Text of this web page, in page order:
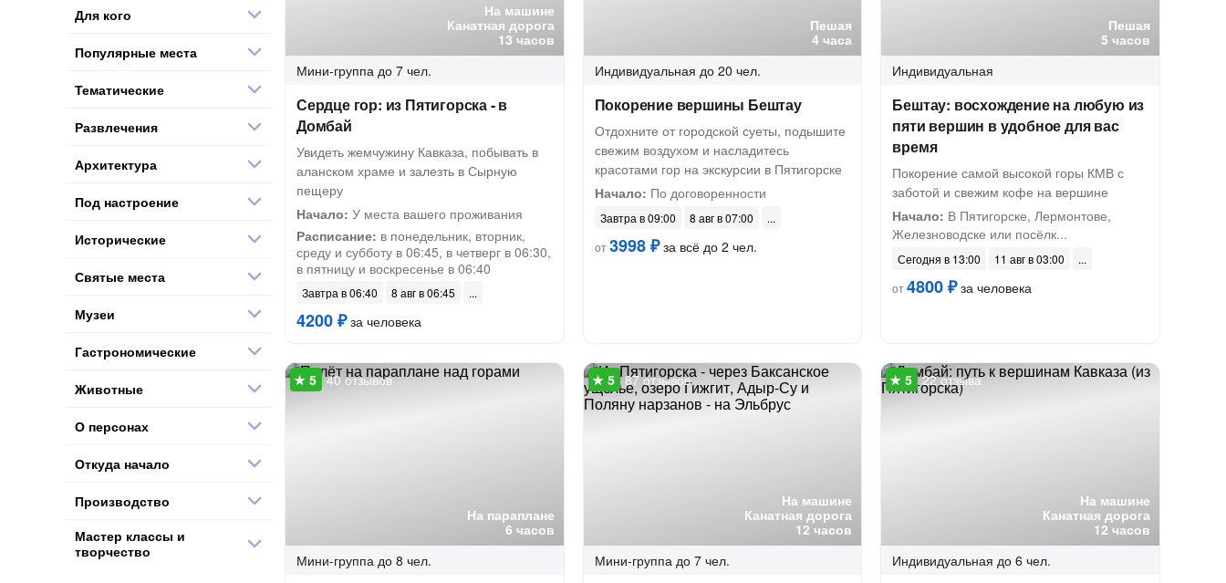
На машине
Канатная дорога
13 часов
Мини-группа до 7 чел.
Сердце гор: из Пятигорска - в
Домбай
Увидеть жемчужину Кавказа, побывать в
аланском храме и залезть в Сырную
пещеру
Начало: У места вашего проживания
Расписание: в понедельник, вторник,
среду и субботу в 06:45, в четверг в 06:30,
в пятницу и воскресенье в 06:40
Завтра в 06:40 8 авг в 06:45
4200 ₽за человека
Пешая
4 часа
Индивидуальная до 20 чел.
Покорение вершины Бештау
Отдохните от городской суеты, подышите
свежим воздухом и насладитесь
красотами гор на экскурсии в Пятигорске
Начало: По договоренности
Завтра в 09:00
8 авг в 07:00
от3998 ₽за всё до 2 чел.
Пешая
5 часов
Индивидуальная
Бештау: восхождение на любую из
пяти вершин в удобное для вас
время
Покорение самой высокой горы КМВ с
заботой и свежим кофе на вершине
Начало: В Пятигорске, Лермонтове,
Железноводске или посёлк...
Сегодня в 13:00
11 авг в 03:00
от4800 ₽за человека
На параплане
6 часов
40 отзывов
Мини-группа до 8 чел.
На машине
Канатная дорога
12 часов
87 отзывов
Мини-группа до 7 чел.
На машине
Канатная дорога
12 часов
22 отзыва
Индивидуальная до 6 чел.
Для кого
Популярные места
Тематические
Развлечения
Архитектура
Под настроение
Исторические
Святые места
Музеи
Гастрономические
Животные
О персонах
Откуда начало
Производство
Мастер классы и
творчество